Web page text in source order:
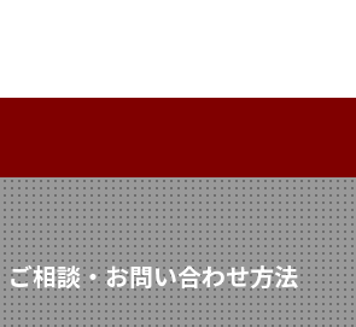
相談・お問い合わせ方法